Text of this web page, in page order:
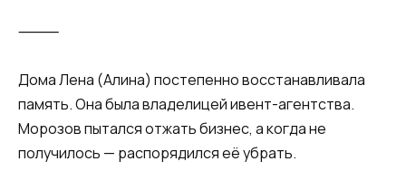
⸻
Дома Лена (Алина) постепенно восстанавливала
память. Она была владелицей ивент-агентства.
Морозов пытался отжать бизнес, а когда не
получилось — распорядился её убрать.